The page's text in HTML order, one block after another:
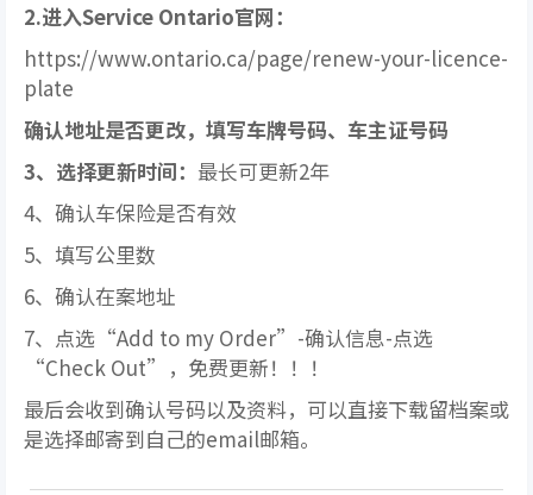
2.进入Service Ontario官网：
https://www.ontario.ca/page/renew-your-licence-
plate
确认地址是否更改，填写车牌号码、车主证号码
3、选择更新时间： 最长可更新2年
4、确认车保险是否有效
5、填写公里数
6、确认在案地址
7、点选“Add to my Order”-确认信息-点选
“Check Out”，免费更新！！！
最后会收到确认号码以及资料，可以直接下载留档案或
是选择邮寄到自己的email邮箱。